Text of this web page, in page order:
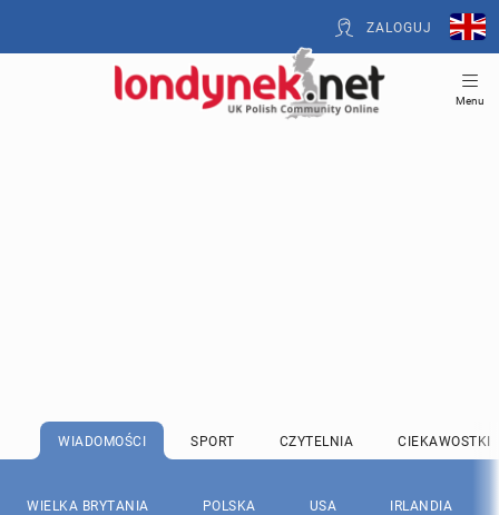
ZALOGUJ
Menu
WIADOMOŚCI SPORT CZYTELNIA CIEKAWOSTKI
WIELKA BRYTANIA POLSKA USA IRLANDIA